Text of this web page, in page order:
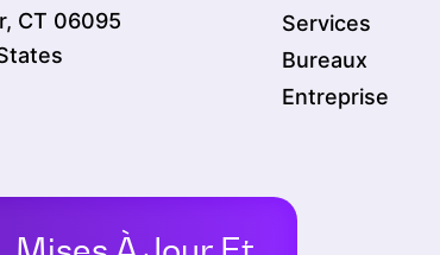
CT 06095
Services
Bureaux
Entreprise